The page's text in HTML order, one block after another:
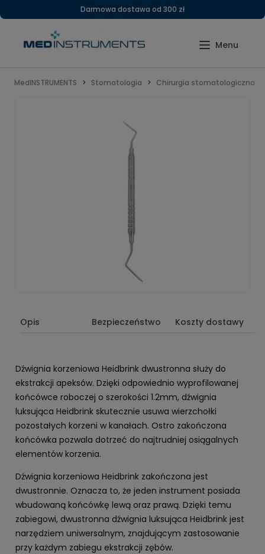
Darmowa dostawa od 300 zł
MedINSTRUMENTS Stomatologia Chirurgia stomatologiczna
Opis Bezpieczeństwo Koszty dostawy
Dźwignia korzeniowa Heidbrink dwustronna służy do
ekstrakcji apeksów. Dzięki odpowiednio wyprofilowanej
końcówce roboczej o szerokości 1.2mm, dźwignia
luksująca Heidbrink skutecznie usuwa wierzchołki
pozostałych korzeni w kanałach. Ostro zakończona
końcówka pozwala dotrzeć do najtrudniej osiągalnych
elementów korzenia.
Dźwignia korzeniowa Heidbrink zakończona jest
dwustronnie. Oznacza to, że jeden instrument posiada
wbudowaną końcówkę lewą oraz prawą. Dzięki temu
zabiegowi, dwustronna dźwignia luksująca Heidbrink jest
narzędziem uniwersalnym, znajdującym zastosowanie
przy każdym zabiegu ekstrakcji zębów.